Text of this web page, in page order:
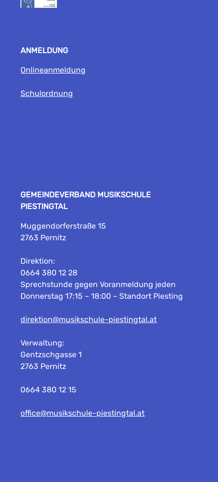
ANMELDUNG
Onlineanmeldung
Schulordnung
GEMEINDEVERBAND MUSIKSCHULE
PIESTINGTAL
Muggendorferstraße 15
2763 Pernitz
Direktion:
0664 380 12 28
Sprechstunde gegen Voranmeldung jeden
Donnerstag 17:15 – 18:00 – Standort Piesting
direktion@musikschule-piestingtal.at
Verwaltung:
Gentzschgasse 1
2763 Pernitz
0664 380 12 15
office@musikschule-piestingtal.at